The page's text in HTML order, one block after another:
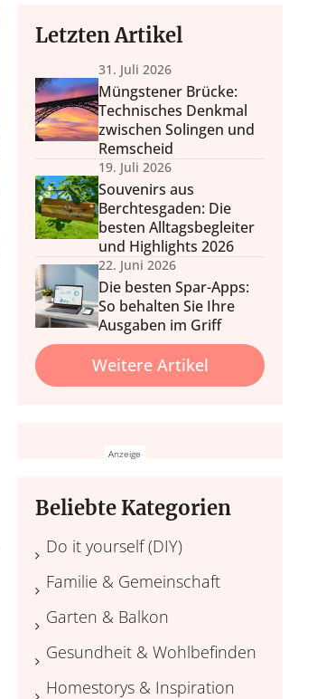
Möbel
Wellness daheim, Düfte,
Yoga und
Letzten Artikel
31. Juli 2026
Müngstener Brücke:
Technisches Denkmal
zwischen Solingen und
Remscheid
19. Juli 2026
Souvenirs aus
Berchtesgaden: Die
besten Alltagsbegleiter
und Highlights 2026
22. Juni 2026
Die besten Spar-Apps:
So behalten Sie Ihre
Ausgaben im Griff
Weitere Artikel
Beliebte Kategorien
Do it yourself (DIY)
Familie & Gemeinschaft
Garten & Balkon
Gesundheit & Wohlbefinden
Homestorys & Inspiration